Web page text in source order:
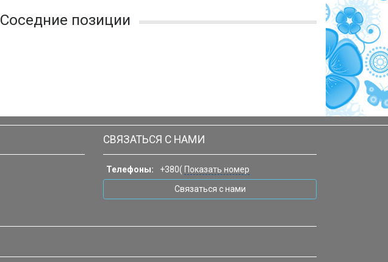
Соседние позиции
СВЯЗАТЬСЯ С НАМИ
Телефоны: +380( Показать номер
Связаться с нами